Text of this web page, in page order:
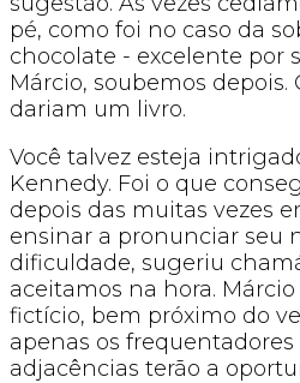
pé, como foi no caso da
chocolate - excelente por
Márcio, soubemos depois.
dariam um livro.
Você talvez esteja
Kennedy. Foi o que
depois das muitas vezes
ensinar a pronunciar seu
dificuldade, sugeriu
aceitamos na hora.
fictício, bem próximo do
apenas os frequentadores
adjacências terão a